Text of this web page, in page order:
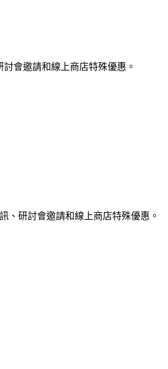
會邀請和線上商店特殊優惠。
、研討會邀請和線上商店特殊優惠。